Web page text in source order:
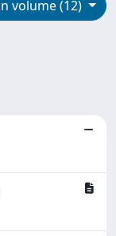
volume (12)